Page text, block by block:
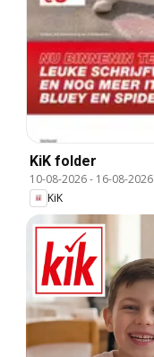
KiK folder
10-08-2026- 16-08-2026
KiK